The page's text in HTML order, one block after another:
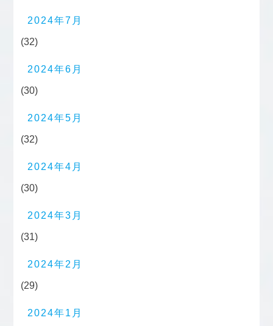
2024年7月
(32)
2024年6月
(30)
2024年5月
(32)
2024年4月
(30)
2024年3月
(31)
2024年2月
(29)
2024年1月